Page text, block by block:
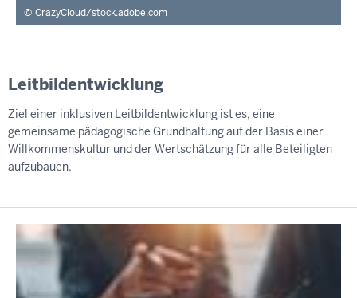
CrazyCloud/stock.adobe.com
Leitbildentwicklung
Ziel einer inklusiven Leitbildentwicklung ist es, eine
gemeinsame pädagogische Grundhaltung auf der Basis einer
Willkommenskultur und der Wertschätzung für alle Beteiligten
aufzubauen.